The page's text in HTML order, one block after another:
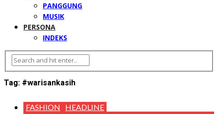
PANGGUNG
MUSIK
PERSONA
INDEKS
Tag: #warisankasih
FASHION HEADLINE